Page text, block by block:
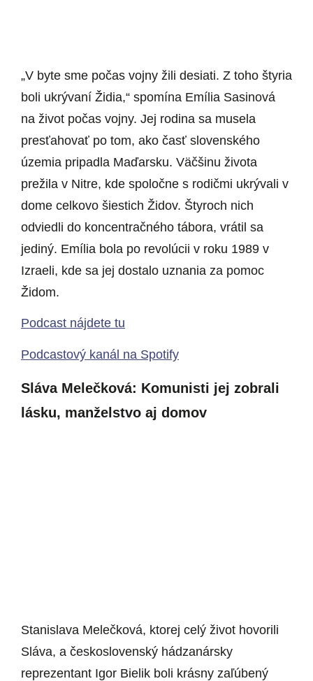
„V byte sme počas vojny žili desiati. Z toho štyria
boli ukrývaní Židia,“ spomína Emília Sasinová
na život počas vojny. Jej rodina sa musela
presťahovať po tom, ako časť slovenského
územia pripadla Maďarsku. Väčšinu života
prežila v Nitre, kde spoločne s rodičmi ukrývali v
dome celkovo šiestich Židov. Štyroch nich
odviedli do koncentračného tábora, vrátil sa
jediný. Emília bola po revolúcii v roku 1989 v
Izraeli, kde sa jej dostalo uznania za pomoc
Židom.
Podcast nájdete tu
Podcastový kanál na Spotify
Sláva Melečková: Komunisti jej zobrali
lásku, manželstvo aj domov
Stanislava Melečková, ktorej celý život hovorili
Sláva, a československý hádzanársky
reprezentant Igor Bielik boli krásny zaľúbený